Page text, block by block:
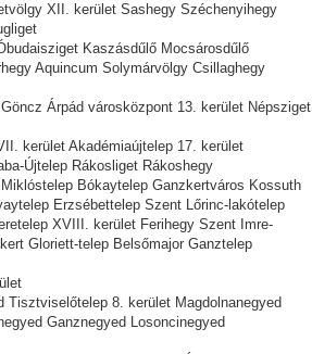
XII. kerület Sashegy Széchenyihegy
Kaszásdűlő Mocsárosdűlő
Aquincum Solymárvölgy Csillaghegy
Árpád városközpont 13. kerület Népsziget
kerület Akadémiaújtelep 17. kerület
Újtelep Rákosliget Rákoshegy
Bókaytelep Ganzkertváros Kossuth
Erzsébettelep Szent Lőrinc-lakótelep
XVIII. kerület Ferihegy Szent Imre-
Gloriett-telep Belsőmajor Ganztelep
Tisztviselőtelep 8. kerület Magdolnanegyed
Ganznegyed Losoncinegyed